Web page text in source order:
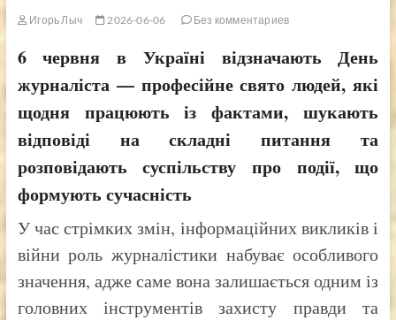
Игорь Лыч 2026-06-06 Без комментариев
6 червня в Україні відзначають День
журналіста — професійне свято людей, які
щодня працюють із фактами, шукають
відповіді на складні питання та
розповідають суспільству про події, що
формують сучасність
У час стрімких змін, інформаційних викликів і
війни роль журналістики набуває особливого
значення, адже саме вона залишається одним із
головних інструментів захисту правди та